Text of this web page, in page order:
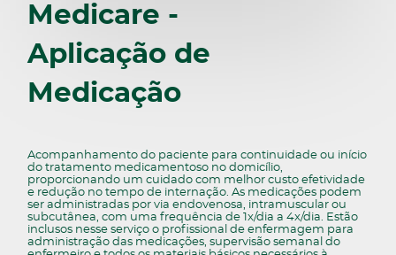
Medicare -
Aplicação de
Medicação
Acompanhamento do paciente para continuidade ou início
do tratamento medicamentoso no domicílio,
proporcionando um cuidado com melhor custo efetividade
e redução no tempo de internação. As medicações podem
ser administradas por via endovenosa, intramuscular ou
subcutânea, com uma frequência de 1x/dia a 4x/dia. Estão
inclusos nesse serviço o profissional de enfermagem para
administração das medicações, supervisão semanal do